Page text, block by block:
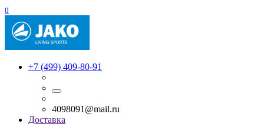
0
+7 (499) 409-80-91
4098091@mail.ru
Доставка